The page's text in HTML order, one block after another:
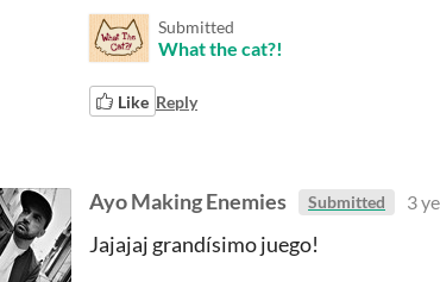
Submitted
What the cat?!
Like Reply
Ayo Making Enemies Submitted 3
Jajajaj grandísimo juego!